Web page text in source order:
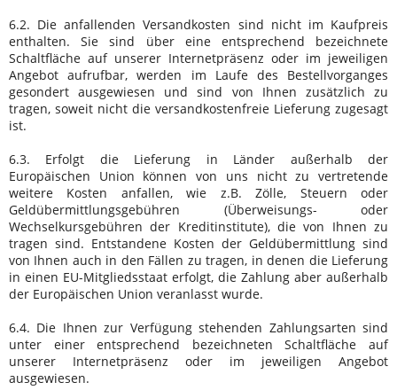
6.2. Die anfallenden Versandkosten sind nicht im Kaufpreis
enthalten. Sie sind über eine entsprechend bezeichnete
Schaltfläche auf unserer Internetpräsenz oder im jeweiligen
Angebot aufrufbar, werden im Laufe des Bestellvorganges
gesondert ausgewiesen und sind von Ihnen zusätzlich zu
tragen, soweit nicht die versandkostenfreie Lieferung zugesagt
ist.
6.3. Erfolgt die Lieferung in Länder außerhalb der
Europäischen Union können von uns nicht zu vertretende
weitere Kosten anfallen, wie z.B. Zölle, Steuern oder
Geldübermittlungsgebühren (Überweisungs- oder
Wechselkursgebühren der Kreditinstitute), die von Ihnen zu
tragen sind. Entstandene Kosten der Geldübermittlung sind
von Ihnen auch in den Fällen zu tragen, in denen die Lieferung
in einen EU-Mitgliedsstaat erfolgt, die Zahlung aber außerhalb
der Europäischen Union veranlasst wurde.
6.4. Die Ihnen zur Verfügung stehenden Zahlungsarten sind
unter einer entsprechend bezeichneten Schaltfläche auf
unserer Internetpräsenz oder im jeweiligen Angebot
ausgewiesen.